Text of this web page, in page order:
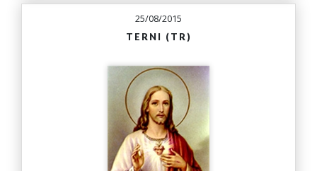
25/08/2015
TERNI (TR)